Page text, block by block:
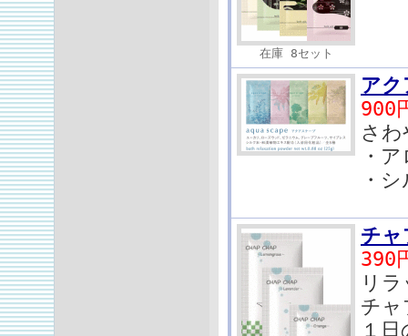
在庫 8セット
ア
900
さ
・
・
チャ
390
リ
チャ
１